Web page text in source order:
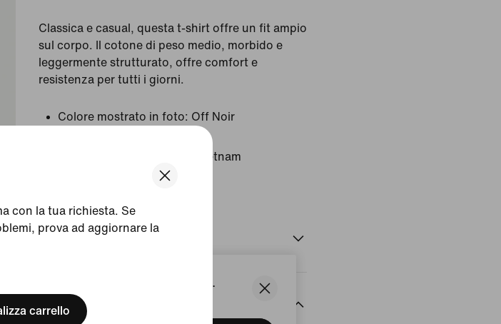
We think you are in United States.
Update your location?
con la tua richiesta. Se
prova ad aggiornare la
carrello
Classica e casual, questa t-shirt offre un fit ampio
sul corpo. Il cotone di peso medio, morbido e
leggermente strutturato, offre comfort e
resistenza per tutti i giorni.
Colore mostrato in foto: Off Noir
Paese/regione di origine: Vietnam
Taglia/misura e fit
Recensioni (errore)